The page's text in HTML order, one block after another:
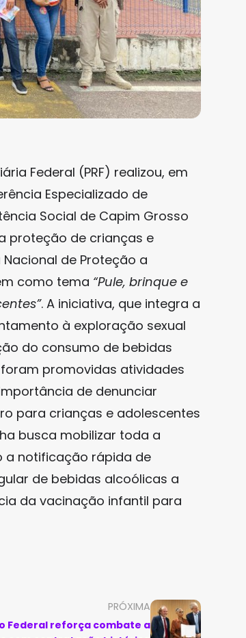
Federal (PRF) realizou, em
Especializado de
Social de Capim Grosso
proteção de crianças e
de Proteção a
como tema “Pule, brinque e
. A iniciativa, que integra a
à exploração sexual
do consumo de bebidas
promovidas atividades
de denunciar
para crianças e adolescentes
busca mobilizar toda a
a notificação rápida de
de bebidas alcoólicas a
da vacinação infantil para
PRÓXIMA
Federal reforça combate a